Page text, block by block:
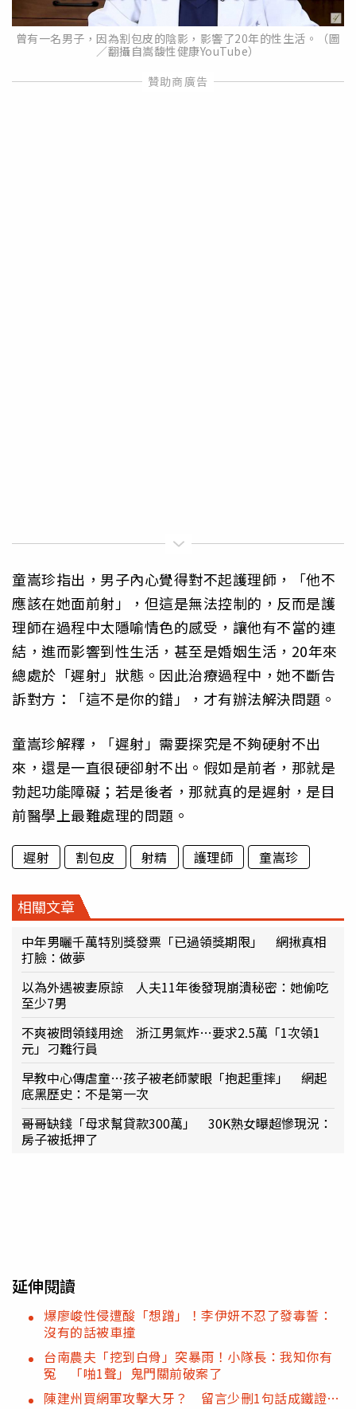
曾有一名男子，因為割包皮的陰影，影響了20年的性生活。（圖
／翻攝自嵩馥性健康YouTube）
童嵩珍指出，男子內心覺得對不起護理師，「他不
應該在她面前射」，但這是無法控制的，反而是護
理師在過程中太隱喻情色的感受，讓他有不當的連
結，進而影響到性生活，甚至是婚姻生活，20年來
總處於「遲射」狀態。因此治療過程中，她不斷告
訴對方：「這不是你的錯」，才有辦法解決問題。
童嵩珍解釋，「遲射」需要探究是不夠硬射不出
來，還是一直很硬卻射不出。假如是前者，那就是
勃起功能障礙；若是後者，那就真的是遲射，是目
前醫學上最難處理的問題。
遲射 割包皮 射精 護理師 童嵩珍
相關文章
中年男曬千萬特別獎發票「已過領獎期限」 網揪真相
打臉：做夢
以為外遇被妻原諒 人夫11年後發現崩潰秘密：她偷吃
至少7男
不爽被問領錢用途 浙江男氣炸…要求2.5萬「1次領1
元」刁難行員
早教中心傳虐童…孩子被老師蒙眼「抱起重摔」 網起
底黑歷史：不是第一次
哥哥缺錢「母求幫貸款300萬」 30K熟女曝超慘現況：
房子被抵押了
延伸閱讀
爆廖峻性侵遭酸「想蹭」！李伊妍不忍了發毒誓：
沒有的話被車撞
台南農夫「挖到白骨」突暴雨！小隊長：我知你有
冤 「啪1聲」鬼門關前破案了
陳建州買網軍攻擊大牙？ 留言少刪1句話成鐵證…